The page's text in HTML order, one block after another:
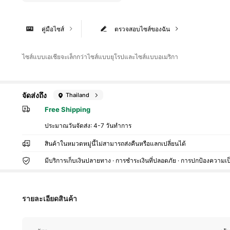
ตรวจสอบไซส์ของฉัน
คู่มือไซส์
ไซส์แบบเอเชียจะเล็กกว่าไซส์แบบยุโรปและไซส์แบบอเมริกา
จัดส่งถึง Thailand
Free Shipping
ประมาณวันจัดส่ง:4-7 วันทำการ
สินค้าในหมวดหมู่นี้ไม่สามารถส่งคืนหรือแลกเปลี่ยนได้
มีบริการเก็บเงินปลายทาง · การชำระเงินที่ปลอดภัย · การปกป้องความ
รายละเอียดสินค้า
1.5K ผู้ติดตาม